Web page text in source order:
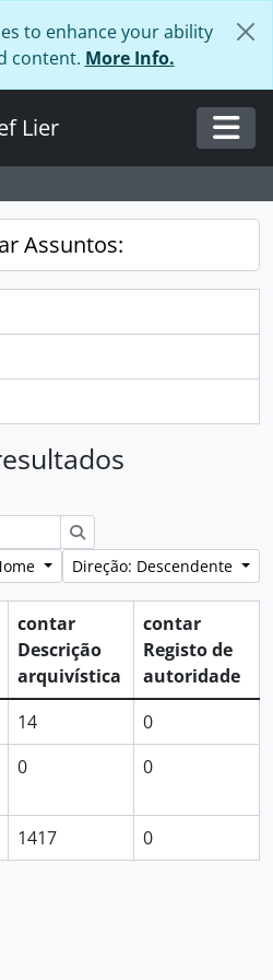
to enhance your ability
content. More Info.
Lier
Assuntos:
Pesquisar
Direção: Descendente
contar
Descrição
arquivística
contar
Registo de
autoridade
14
0
0 0
1417 0